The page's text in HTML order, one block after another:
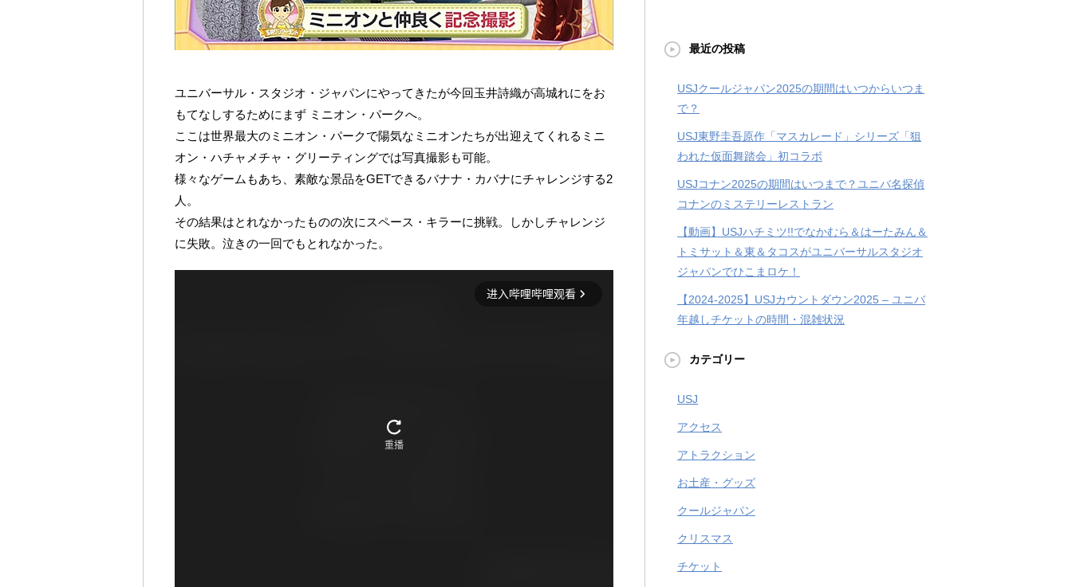
ユニバーサル・スタジオ・ジャパンにやってきたが今回玉井詩織が高城れにをお
もてなしするためにまず ミニオン・パークへ。
ここは世界最大のミニオン・パークで陽気なミニオンたちが出迎えてくれるミニ
オン・ハチャメチャ・グリーティングでは写真撮影も可能。
様々なゲームもあち、素敵な景品をGETできるバナナ・カバナにチャレンジする2
人。
その結果はとれなかったものの次にスペース・キラーに挑戦。しかしチャレンジ
に失敗。泣きの一回でもとれなかった。
最近の投稿
USJクールジャパン2025の期間はいつからいつま
で？
USJ東野圭吾原作「マスカレード」シリーズ「狙
われた仮面舞踏会」初コラボ
USJコナン2025の期間はいつまで？ユニバ名探偵
コナンのミステリーレストラン
【動画】USJハチミツ!!でなかむら＆はーたみん＆
トミサット＆東＆タコスがユニバーサルスタジオ
ジャパンでひこまロケ！
【2024-2025】USJカウントダウン2025 – ユニバ
年越しチケットの時間・混雑状況
カテゴリー
USJ
アクセス
アトラクション
お土産・グッズ
クールジャパン
クリスマス
チケット